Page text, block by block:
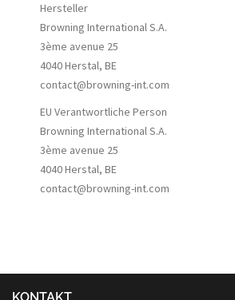
Hersteller
Browning International S.A.
3ème avenue 25
4040 Herstal, BE
contact@browning-int.com
EU Verantwortliche Person
Browning International S.A.
3ème avenue 25
4040 Herstal, BE
contact@browning-int.com